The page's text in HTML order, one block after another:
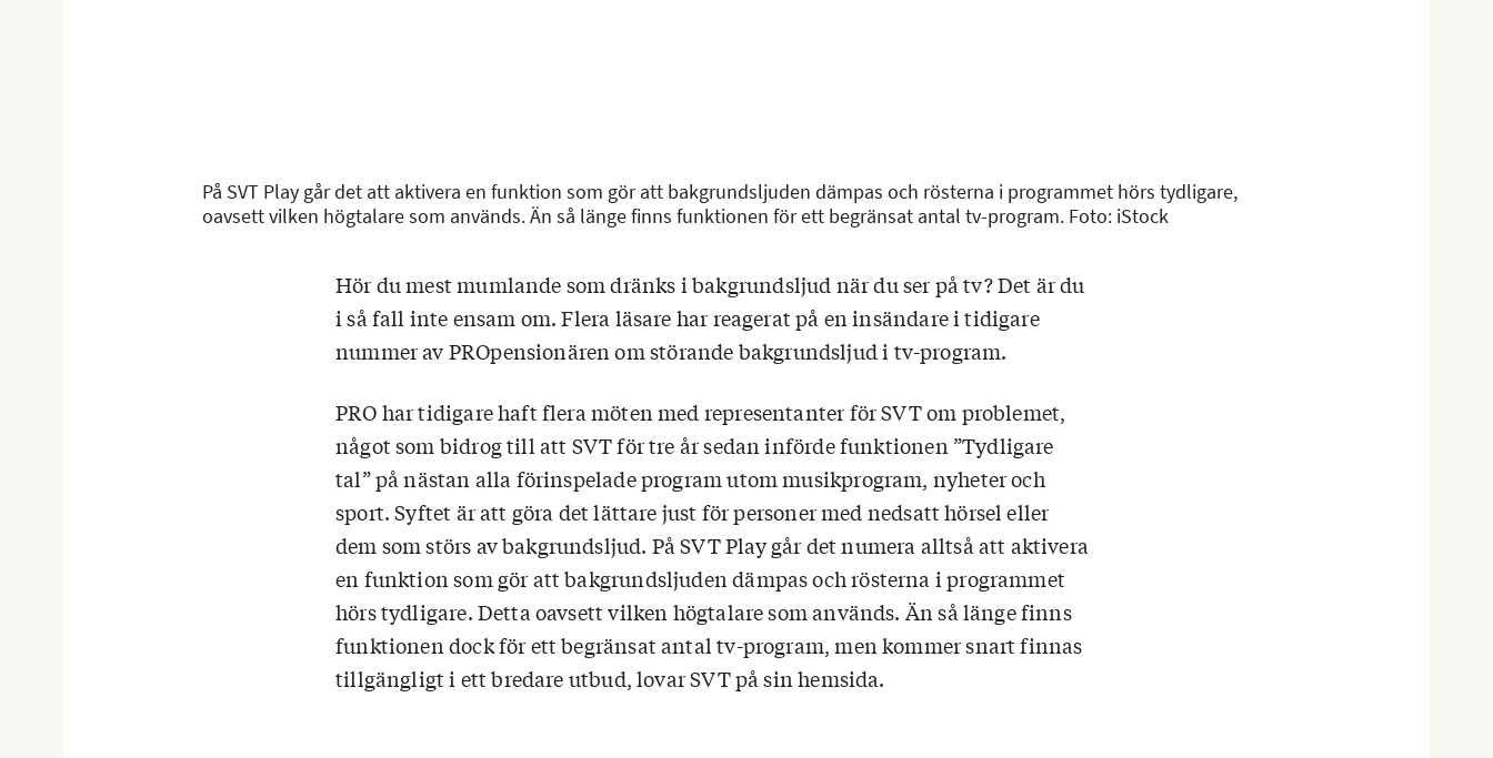
På SVT Play går det att aktivera en funktion som gör att bakgrundsljuden dämpas och rösterna i programmet hörs tydligare,
oavsett vilken högtalare som används. Än så länge finns funktionen för ett begränsat antal tv-program. Foto: iStock
Hör du mest mumlande som dränks i bakgrundsljud när du ser på tv? Det är du
i så fall inte ensam om. Flera läsare har reagerat på en insändare i tidigare
nummer av PROpensionären om störande bakgrundsljud i tv-program.
PRO har tidigare haft flera möten med representanter för SVT om problemet,
något som bidrog till att SVT för tre år sedan införde funktionen ”Tydligare
tal” på nästan alla förinspelade program utom musikprogram, nyheter och
sport. Syftet är att göra det lättare just för personer med nedsatt hörsel eller
dem som störs av bakgrundsljud. På SVT Play går det numera alltså att aktivera
en funktion som gör att bakgrundsljuden dämpas och rösterna i programmet
hörs tydligare. Detta oavsett vilken högtalare som används. Än så länge finns
funktionen dock för ett begränsat antal tv-program, men kommer snart finnas
tillgängligt i ett bredare utbud, lovar SVT på sin hemsida.